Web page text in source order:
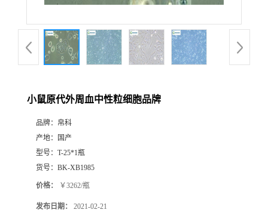
小鼠原代外周血中性粒细胞品牌
品牌： 帛科
产地：
国产
型号： T-25*1瓶
货号： BK-XB1985
价格： ￥3262/瓶
发布日期： 2021-02-21